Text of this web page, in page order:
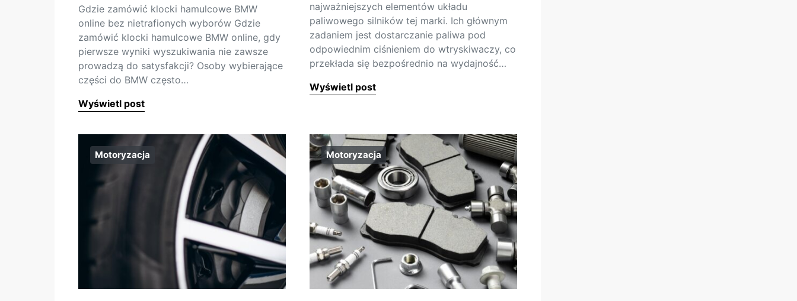
Gdzie zamówić klocki hamulcowe BMW
online bez nietrafionych wyborów Gdzie
zamówić klocki hamulcowe BMW online, gdy
pierwsze wyniki wyszukiwania nie zawsze
prowadzą do satysfakcji? Osoby wybierające
części do BMW często…
Wyświetl post
najważniejszych elementów układu
paliwowego silników tej marki. Ich głównym
zadaniem jest dostarczanie paliwa pod
odpowiednim ciśnieniem do wtryskiwaczy, co
przekłada się bezpośrednio na wydajność…
Wyświetl post
Motoryzacja Motoryzacja